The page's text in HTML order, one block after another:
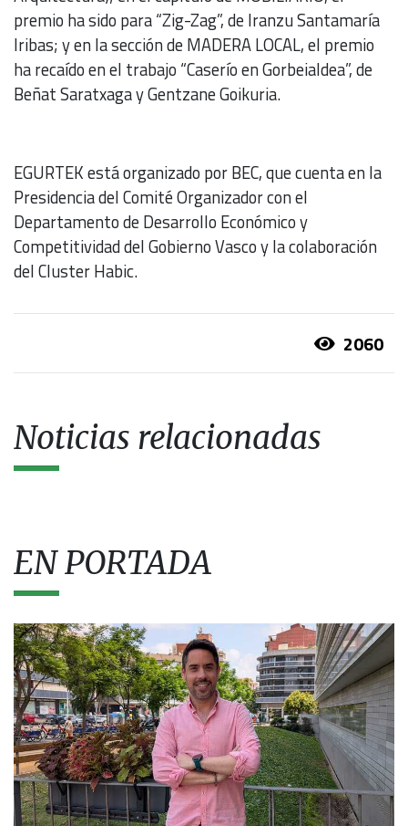
premio ha sido para “Zig-Zag”, de Iranzu Santamaría
Iribas; y en la sección de MADERA LOCAL, el premio
ha recaído en el trabajo “Caserío en Gorbeialdea”, de
Beñat Saratxaga y Gentzane Goikuria.
EGURTEK está organizado por BEC, que cuenta en la
Presidencia del Comité Organizador con el
Departamento de Desarrollo Económico y
Competitividad del Gobierno Vasco y la colaboración
del Cluster Habic.
2060
Noticias relacionadas
EN PORTADA